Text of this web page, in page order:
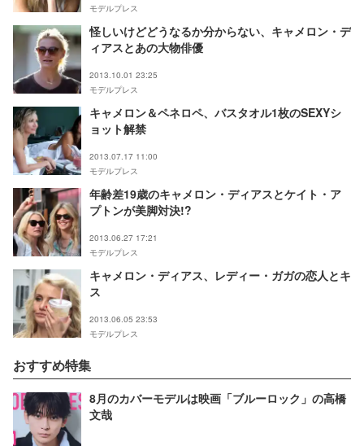
モデルプレス
怪しいけどどうなるか分からない、キャメロン・デ
ィアスとあの大物俳優
2013.10.01 23:25
モデルプレス
キャメロン＆ペネロペ、バスタオル1枚のSEXYシ
ョット解禁
2013.07.17 11:00
モデルプレス
年齢差19歳のキャメロン・ディアスとケイト・ア
プトンが美脚対決!?
2013.06.27 17:21
モデルプレス
キャメロン・ディアス、レディー・ガガの恋人とキ
ス
2013.06.05 23:53
モデルプレス
おすすめ特集
8月のカバーモデルは映画「ブルーロック」の高橋
文哉